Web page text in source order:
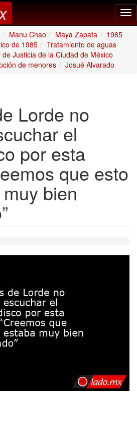
Manu Chao Maya Zapata
1985
de 1985
Tratamiento de aguas
Justicia de la Ciudad de México
de menores Josué Alvarado
Lorde no
el
por esta
que esto
bien